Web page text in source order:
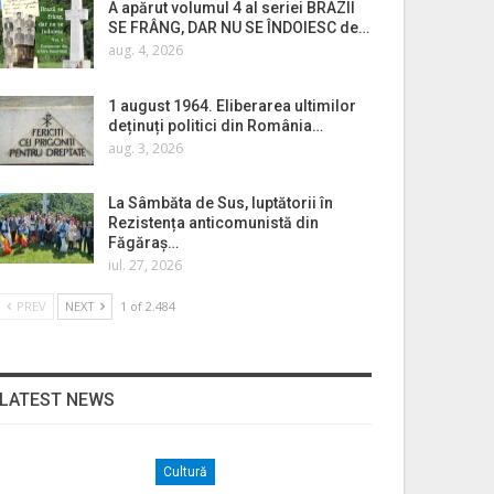
A apărut volumul 4 al seriei BRAZII
SE FRÂNG, DAR NU SE ÎNDOIESC de…
aug. 4, 2026
1 august 1964. Eliberarea ultimilor
deținuți politici din România…
aug. 3, 2026
La Sâmbăta de Sus, luptătorii în
Rezistența anticomunistă din
Făgăraș…
iul. 27, 2026
PREV NEXT 1 of 2.484
NEWS
Cultură